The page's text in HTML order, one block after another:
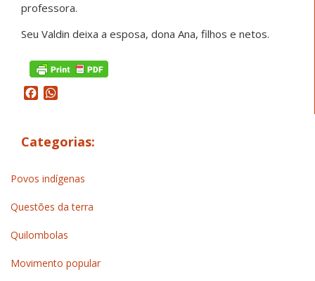
professora.
Seu Valdin deixa a esposa, dona Ana, filhos e netos.
Facebook
Categorias:
Povos indígenas
Questões da terra
Quilombolas
Movimento popular